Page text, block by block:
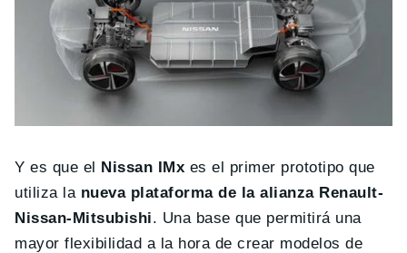
Y es que el Nissan IMx es el primer prototipo que
utiliza la nueva plataforma de la alianza Renault-
Nissan-Mitsubishi. Una base que permitirá una
mayor flexibilidad a la hora de crear modelos de